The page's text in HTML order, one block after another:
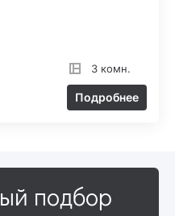
3 комн.
Подробнее
подбор